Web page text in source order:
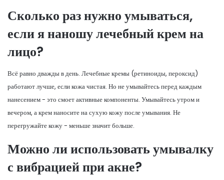
Сколько раз нужно умываться,
если я наношу лечебный крем на
лицо?
Всё равно дважды в день. Лечебные кремы (ретиноиды, пероксид)
работают лучше, если кожа чистая. Но не умывайтесь перед каждым
нанесением - это смоет активные компоненты. Умывайтесь утром и
вечером, а крем наносите на сухую кожу после умывания. Не
перегружайте кожу - меньше значит больше.
Можно ли использовать умывалку
с вибрацией при акне?